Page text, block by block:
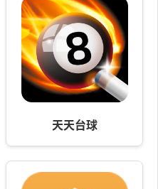
天天台球